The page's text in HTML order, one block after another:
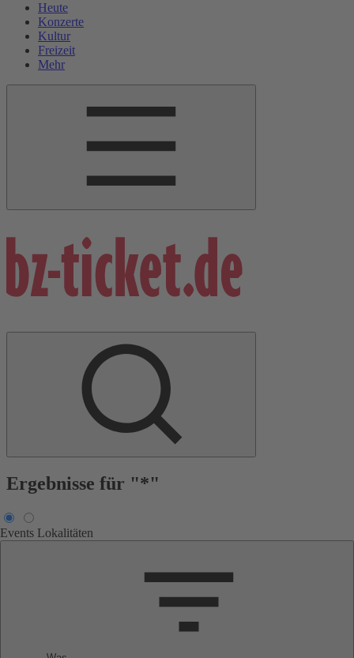
Heute
Konzerte
Kultur
Freizeit
Mehr
Ergebnisse für "*"
Events Lokalitäten